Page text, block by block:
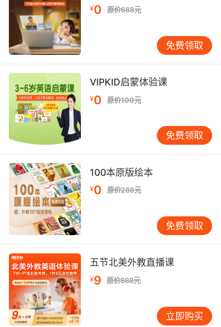
三、认知重构与跨学科价值
神经科学发现，人类大脑处理信息的模式与科学
建模高度相似。当学生用“实验模型”思维学习英
语时，会主动建立“假设-验证”循环：例如猜测单
词在句中的功能（名词作定语？动词过去
式？），并通过阅读或提问验证猜想。这种思维
迁移能力正是VIPKID倡导的“批判性语言素养”核
心。
剑桥大学语言研究中心2022年报告显示，中国学
生在掌握“实验模型”方法论后，英语长难句解析
准确率提升52%。VIPKID的课程案例表明，将科
学建模思维融入语言教学，不仅能提升学习效
率，更培养了学生用系统性视角解决问题的能力
——这正是未来社会需求的核心竞争力。
四、教学挑战与优化路径
实验模型的应用需平衡“简化”与“真实”。过度简化
可能导致语境理解偏差，如仅用“What-Where”模
型讲解问句，会忽视情感色彩与文化差异。
VIPKID的解决方案是“分层建模”：基础层聚焦结
构（如There be句型模型），进阶层融入语境变
量（如餐厅点餐模拟），高阶层开放多维度创作
（如辩论赛建模）。
教师的角色转型同样关键。传统“知识传授者”需
¥0 原价688元
免费领取
VIPKID启蒙体验课
¥0 原价100元
免费领取
100本原版绘本
¥0 原价288元
免费领取
五节北美外教直播课
¥9 原价888元
立即购买